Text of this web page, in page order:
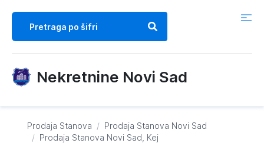
Nekretnine Novi Sad
Prodaja Stanova / Prodaja Stanova Novi Sad
/ Prodaja Stanova Novi Sad, Kej